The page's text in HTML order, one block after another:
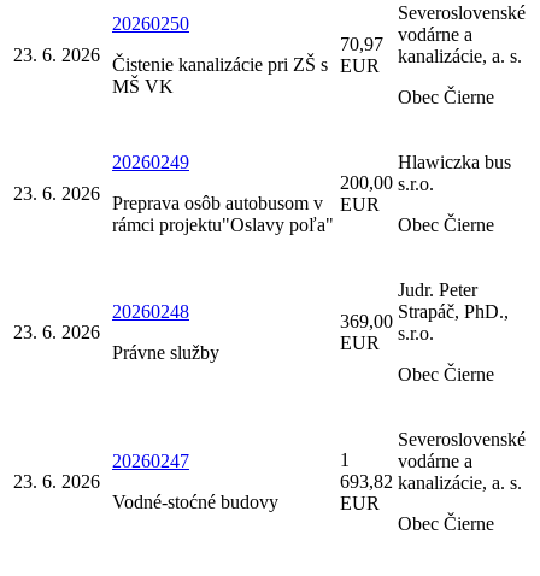
23. 6. 2026
20260250
Čistenie kanalizácie pri ZŠ s
MŠ VK
70,97
EUR
Severoslovenské
vodárne a
kanalizácie, a. s.
Obec Čierne
23. 6. 2026
20260249
Preprava osôb autobusom v
rámci projektu"Oslavy poľa"
200,00
EUR
Hlawiczka bus
s.r.o.
Obec Čierne
23. 6. 2026
20260248
Právne služby
369,00
EUR
Judr. Peter
Strapáč, PhD.,
s.r.o.
Obec Čierne
23. 6. 2026
20260247
Vodné-stoćné budovy
1
693,82
EUR
Severoslovenské
vodárne a
kanalizácie, a. s.
Obec Čierne